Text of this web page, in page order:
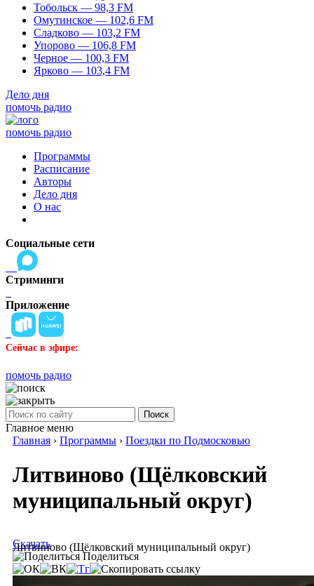
Тобольск — 98,3 FM
Омутинское — 102,6 FM
Сладково — 103,2 FM
Упорово — 106,8 FM
Черное — 100,3 FM
Ярково — 103,4 FM
Дело дня
помочь радио
помочь радио
Программы
Расписание
Авторы
Дело дня
О нас
Социальные сети
Стриминги
Приложение
Сейчас в эфире:
помочь радио
Поиск
Главное меню
Главная › Программы › Поездки по Подмосковью
Литвиново (Щёлковский
муниципальный округ)
Литвиново (Щёлковский муниципальный округ)
Скачать
Поделиться